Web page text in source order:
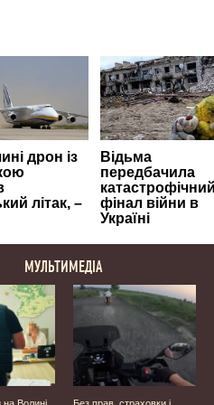
МУЛЬТИМЕДІА